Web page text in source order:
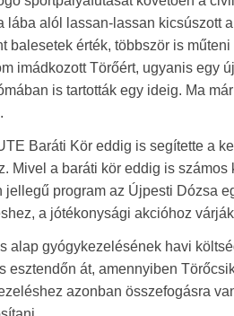
lába alól lassan-lassan kicsúszott
balesetek érték, többször is
imádkozott Törőért, ugyanis egy
is tartották egy ideig. Ma
Baráti Kör eddig is segítette a
Mivel a baráti kör eddig is
jellegű program az Újpesti Dózsa
a jótékonysági akcióhoz
alap gyógykezelésének havi
esztendőn át, amennyiben
azonban összefogásra